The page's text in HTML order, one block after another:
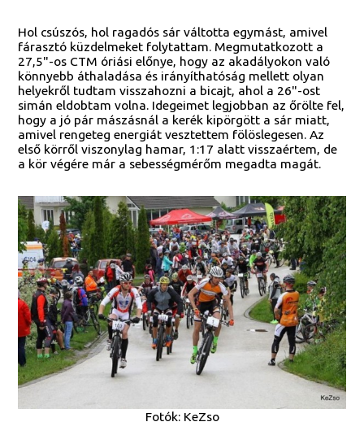
Hol csúszós, hol ragadós sár váltotta egymást, amivel
fárasztó küzdelmeket folytattam. Megmutatkozott a
27,5"-os CTM óriási előnye, hogy az akadályokon való
könnyebb áthaladása és irányíthatóság mellett olyan
helyekről tudtam visszahozni a bicajt, ahol a 26"-ost
simán eldobtam volna. Idegeimet legjobban az őrölte fel,
hogy a jó pár mászásnál a kerék kipörgött a sár miatt,
amivel rengeteg energiát vesztettem fölöslegesen. Az
első körről viszonylag hamar, 1:17 alatt visszaértem, de
a kör végére már a sebességmérőm megadta magát.
Fotók: KeZso